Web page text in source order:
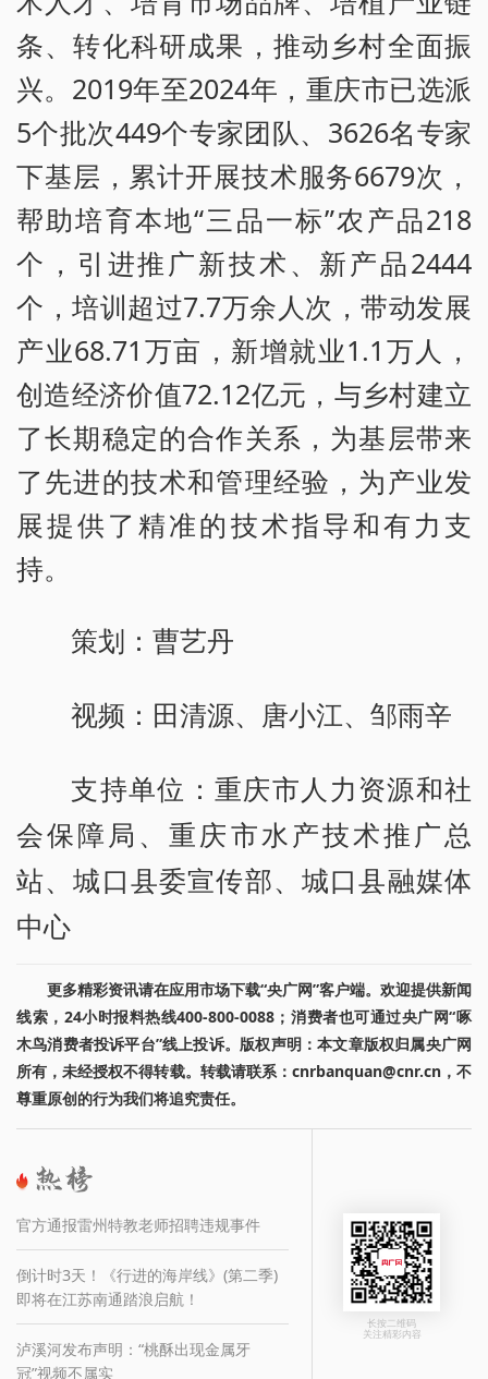
条、转化科研成果，推动乡村全面振
兴。2019年至2024年，重庆市已选派
5个批次449个专家团队、3626名专家
下基层，累计开展技术服务6679次，
帮助培育本地“三品一标”农产品218
个，引进推广新技术、新产品2444
个，培训超过7.7万余人次，带动发展
产业68.71万亩，新增就业1.1万人，
创造经济价值72.12亿元，与乡村建立
了长期稳定的合作关系，为基层带来
了先进的技术和管理经验，为产业发
展提供了精准的技术指导和有力支
持。
策划：曹艺丹
视频：田清源、唐小江、邹雨辛
支持单位：重庆市人力资源和社
会保障局、重庆市水产技术推广总
站、城口县委宣传部、城口县融媒体
中心
更多精彩资讯请在应用市场下载“央广网”客户端。欢迎提供新闻
线索，24小时报料热线400-800-0088；消费者也可通过央广网“啄
木鸟消费者投诉平台”线上投诉。版权声明：本文章版权归属央广网
所有，未经授权不得转载。转载请联系：cnrbanquan@cnr.cn，不
尊重原创的行为我们将追究责任。
官方通报雷州特教老师招聘违规事件
倒计时3天！《行进的海岸线》(第二季)
即将在江苏南通踏浪启航！
泸溪河发布声明：“桃酥出现金属牙
冠”视频不属实
长按二维码
关注精彩内容